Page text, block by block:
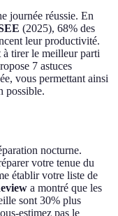
journée réussie. En
(2025), 68% des
leur productivité.
à tirer le meilleur parti
7 astuces
vous permettant ainsi
possible.
nocturne.
votre tenue du
établir votre liste de
a montré que les
sont 30% plus
estimez pas le